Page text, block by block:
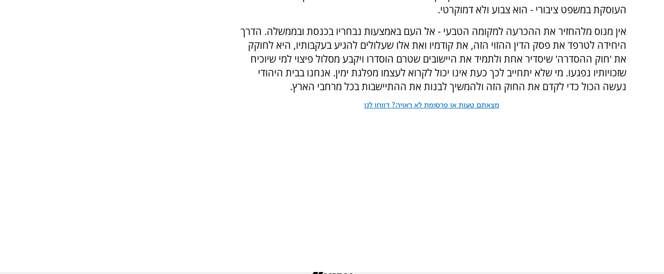
העוסקת במשפט ציבורי - הוא צבוע ולא דמוקרטי.
אין מנוס מלהחזיר את ההכרעה למקומה הטבעי - אל העם באמצעות נבחריו בכנסת ובממשלה. הדרך
היחידה לטרפד את פסק הדין ההזוי הזה, את קודמיו ואת אלו שעלולים להגיע בעקבותיו, היא לחוקק
את 'חוק ההסדרה' שיסדיר אחת ולתמיד את היישובים שטרם הוסדרו ויקבע מסלול פיצוי למי שיוכיח
שזכויותיו נפגעו. מי שלא יתחייב לכך כעת אינו יכול לקרוא לעצמו מפלגת ימין. אנחנו בבית היהודי
נעשה הכול כדי לקדם את החוק הזה ולהמשיך לבנות את ההתיישבות בכל מרחבי הארץ.
מצאתם טעות או פרסומת לא ראויה? דווחו לנו